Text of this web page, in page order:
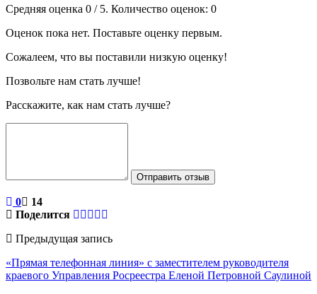
Средняя оценка 0 / 5. Количество оценок: 0
Оценок пока нет. Поставьте оценку первым.
Сожалеем, что вы поставили низкую оценку!
Позвольте нам стать лучше!
Расскажите, как нам стать лучше?
Отправить отзыв
0
14
Поделится
Предыдущая запись
«Прямая телефонная линия» с заместителем руководителя
краевого Управления Росреестра Еленой Петровной Саулиной